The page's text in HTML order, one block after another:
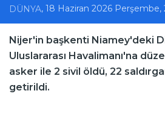
DÜNYA, 18 Haziran 2026 Perşembe,
Nijer'in başkenti Niamey'deki
Uluslararası Havalimanı'na
asker ile 2 sivil öldü, 22
getirildi.